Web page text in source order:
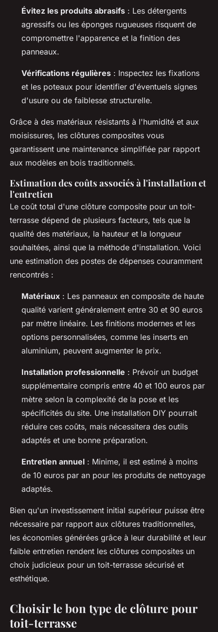
Évitez les produits abrasifs : Les détergents
agressifs ou les éponges rugueuses risquent de
compromettre l'apparence et la finition des
panneaux.
Vérifications régulières : Inspectez les fixations
et les poteaux pour identifier d'éventuels signes
d'usure ou de faiblesse structurelle.
Grâce à des matériaux résistants à l'humidité et aux
moisissures, les clôtures composites vous
garantissent une maintenance simplifiée par rapport
aux modèles en bois traditionnels.
Estimation des coûts associés à l'installation et
l'entretien
Le coût total d'une clôture composite pour un toit-
terrasse dépend de plusieurs facteurs, tels que la
qualité des matériaux, la hauteur et la longueur
souhaitées, ainsi que la méthode d'installation. Voici
une estimation des postes de dépenses couramment
rencontrés :
Matériaux : Les panneaux en composite de haute
qualité varient généralement entre 30 et 90 euros
par mètre linéaire. Les finitions modernes et les
options personnalisées, comme les inserts en
aluminium, peuvent augmenter le prix.
Installation professionnelle : Prévoir un budget
supplémentaire compris entre 40 et 100 euros par
mètre selon la complexité de la pose et les
spécificités du site. Une installation DIY pourrait
réduire ces coûts, mais nécessitera des outils
adaptés et une bonne préparation.
Entretien annuel : Minime, il est estimé à moins
de 10 euros par an pour les produits de nettoyage
adaptés.
Bien qu'un investissement initial supérieur puisse être
nécessaire par rapport aux clôtures traditionnelles,
les économies générées grâce à leur durabilité et leur
faible entretien rendent les clôtures composites un
choix judicieux pour un toit-terrasse sécurisé et
esthétique.
Choisir le bon type de clôture pour
toit-terrasse